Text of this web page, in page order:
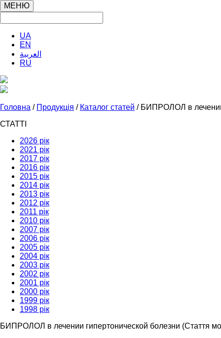
МЕНЮ
UA
EN
العربية
RU
Головна / Продукція / Каталог статей / БИПРОЛОЛ в лечении
СТАТТІ
2026 рік
2021 рік
2017 рік
2016 рік
2015 рік
2014 рік
2013 рік
2012 рік
2011 рік
2010 рік
2007 рік
2006 рік
2005 рік
2004 рік
2003 рік
2002 рік
2001 рік
2000 рік
1999 рік
1998 рік
БИПРОЛОЛ в лечении гипертонической болезни (Стаття